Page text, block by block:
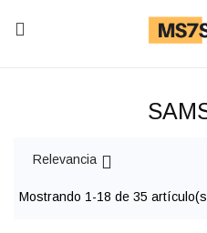

Relevancia 
Mostrando 1-18 de 35